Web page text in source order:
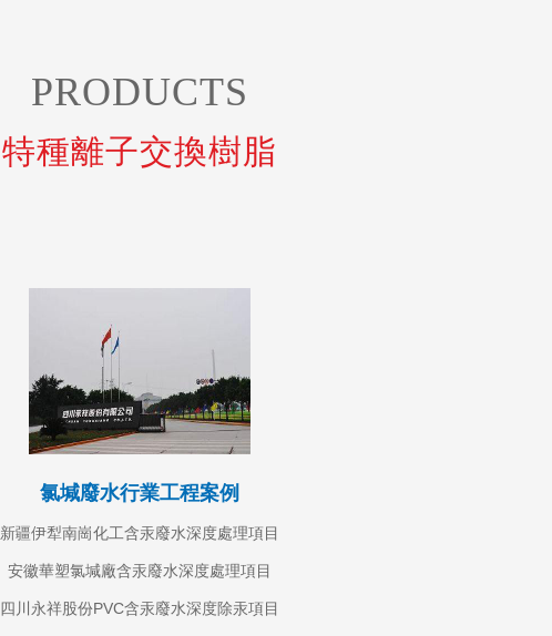
PRODUCTS
特種離子交換樹脂
氯堿廢水行業工程案例
新疆伊犁南崗化工含汞廢水深度處理項目
安徽華塑氯堿廠含汞廢水深度處理項目
四川永祥股份PVC含汞廢水深度除汞項目